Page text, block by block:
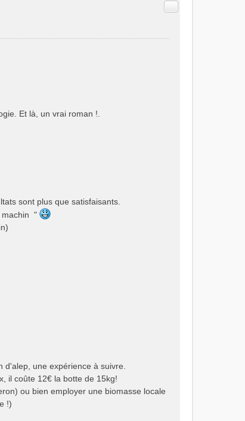
Citer
Et là, un vrai roman !.
sont plus que satisfaisants.
machin "
une expérience à suivre.
il coûte 12€ la botte de 15kg!
ou bien employer une biomasse locale
!)